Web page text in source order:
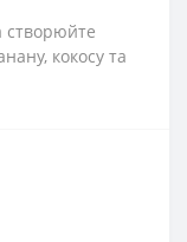
створюйте
кокосу та